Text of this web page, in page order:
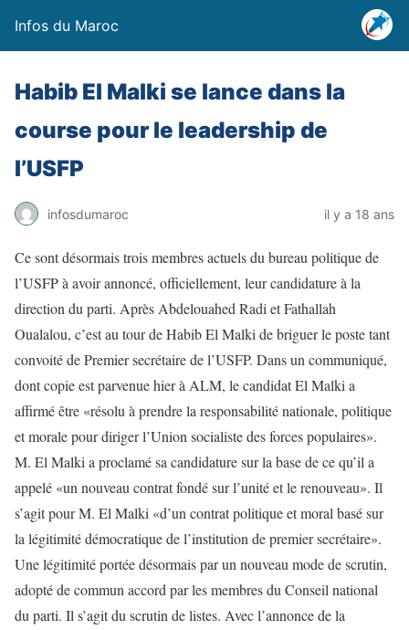
Infos du Maroc
Habib El Malki se lance dans la
course pour le leadership de
l’USFP
infosdumaroc il y a 18 ans
Ce sont désormais trois membres actuels du bureau politique de
l’USFP à avoir annoncé, officiellement, leur candidature à la
direction du parti. Après Abdelouahed Radi et Fathallah
Oualalou, c’est au tour de Habib El Malki de briguer le poste tant
convoité de Premier secrétaire de l’USFP. Dans un communiqué,
dont copie est parvenue hier à ALM, le candidat El Malki a
affirmé être «résolu à prendre la responsabilité nationale, politique
et morale pour diriger l’Union socialiste des forces populaires».
M. El Malki a proclamé sa candidature sur la base de ce qu’il a
appelé «un nouveau contrat fondé sur l’unité et le renouveau». Il
s’agit pour M. El Malki «d’un contrat politique et moral basé sur
la légitimité démocratique de l’institution de premier secrétaire».
Une légitimité portée désormais par un nouveau mode de scrutin,
adopté de commun accord par les membres du Conseil national
du parti. Il s’agit du scrutin de listes. Avec l’annonce de la